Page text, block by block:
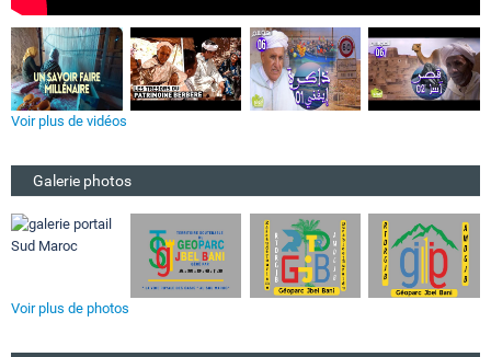
Voir plus de vidéos
Galerie photos
Voir plus de photos